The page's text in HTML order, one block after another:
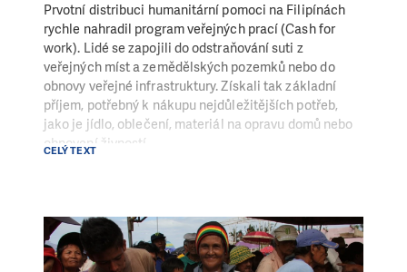
Prvotní distribuci humanitární pomoci na Filipínách
rychle nahradil program veřejných prací (Cash for
work). Lidé se zapojili do odstraňování suti z
veřejných míst a zemědělských pozemků nebo do
obnovy veřejné infrastruktury. Získali tak základní
příjem, potřebný k nákupu nejdůležitějších potřeb,
jako je jídlo, oblečení, materiál na opravu domů nebo
obnovení živností.
směřoval svou pomoc také do odlehlých a těžko
přístupných oblastí (náhorní území a vzdálené
ostrovy), kde byl lidem díky odklizení padlých stromů
CELÝ TEXT